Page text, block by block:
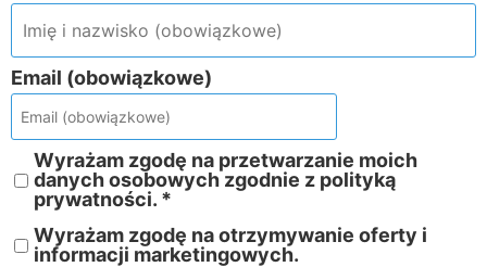
Email (obowiązkowe)
Wyrażam zgodę na przetwarzanie moich
danych osobowych zgodnie z polityką
prywatności. *
Wyrażam zgodę na otrzymywanie oferty i
informacji marketingowych.